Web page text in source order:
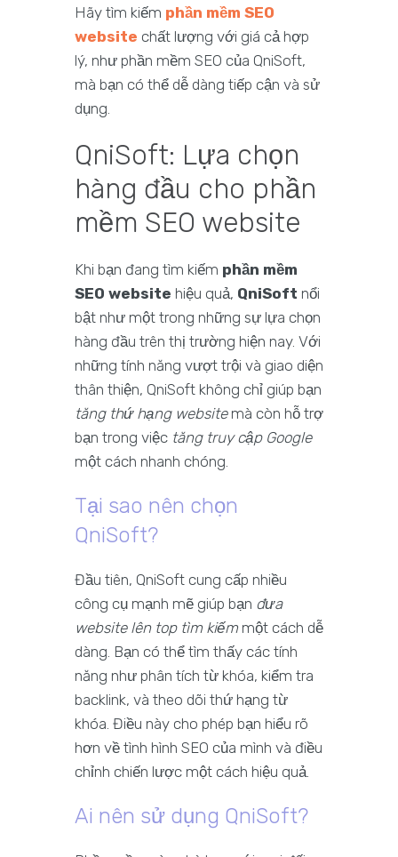
Hãy tìm kiếm phần mềm SEO
website chất lượng với giá cả hợp
lý, như phần mềm SEO của QniSoft,
mà bạn có thể dễ dàng tiếp cận và sử
dụng.
QniSoft: Lựa chọn
hàng đầu cho phần
mềm SEO website
Khi bạn đang tìm kiếm phần mềm
SEO website hiệu quả, QniSoft nổi
bật như một trong những sự lựa chọn
hàng đầu trên thị trường hiện nay. Với
những tính năng vượt trội và giao diện
thân thiện, QniSoft không chỉ giúp bạn
tăng thứ hạng websitemà còn hỗ trợ
bạn trong việc tăng truy cập Google
một cách nhanh chóng.
Tại sao nên chọn
QniSoft?
Đầu tiên, QniSoft cung cấp nhiều
công cụ mạnh mẽ giúp bạn đưa
website lên top tìm kiếm một cách dễ
dàng. Bạn có thể tìm thấy các tính
năng như phân tích từ khóa, kiểm tra
backlink, và theo dõi thứ hạng từ
khóa. Điều này cho phép bạn hiểu rõ
hơn về tình hình SEO của mình và điều
chỉnh chiến lược một cách hiệu quả.
Ai nên sử dụng QniSoft?